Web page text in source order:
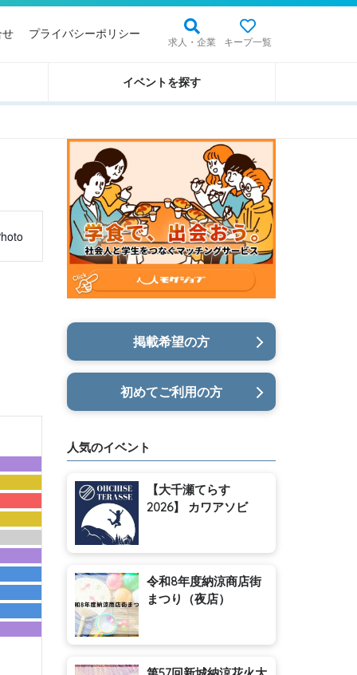
求人・企業 キープ一覧
せ プライバシーポリシー
イベントを探す
掲載希望の方
初めてご利用の方
人気のイベント
【大千瀬てらす
2026】 カワアソビ
令和8年度納涼商店街
まつり（夜店）